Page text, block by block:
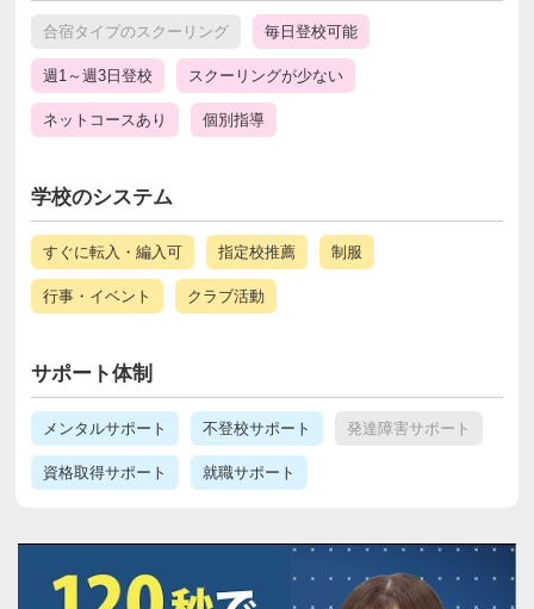
合宿タイプのスクーリング 毎日登校可能
週1～週3日登校 スクーリングが少ない
ネットコースあり 個別指導
学校のシステム
すぐに転入・編入可 指定校推薦 制服
行事・イベント クラブ活動
サポート体制
メンタルサポート 不登校サポート 発達障害サポート
資格取得サポート 就職サポート